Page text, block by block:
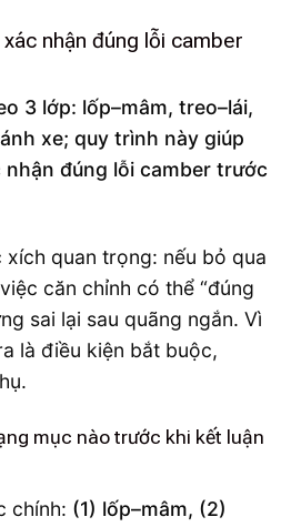
nhận đúng lỗi camber
3 lớp: lốp–mâm, treo–lái,
xe; quy trình này giúp
nhận đúng lỗi camber trước
xích quan trọng: nếu bỏ qua
căn chỉnh có thể “đúng
sai lại sau quãng ngắn. Vì
là điều kiện bắt buộc,
mục nào trước khi kết luận
chính: (1) lốp–mâm, (2)